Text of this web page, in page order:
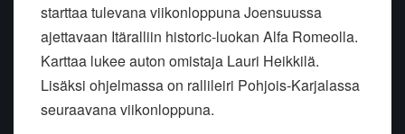
starttaa tulevana viikonloppuna Joensuussa
ajettavaan Itäralliin historic-luokan Alfa Romeolla.
Karttaa lukee auton omistaja Lauri Heikkilä.
Lisäksi ohjelmassa on rallileiri Pohjois-Karjalassa
seuraavana viikonloppuna.